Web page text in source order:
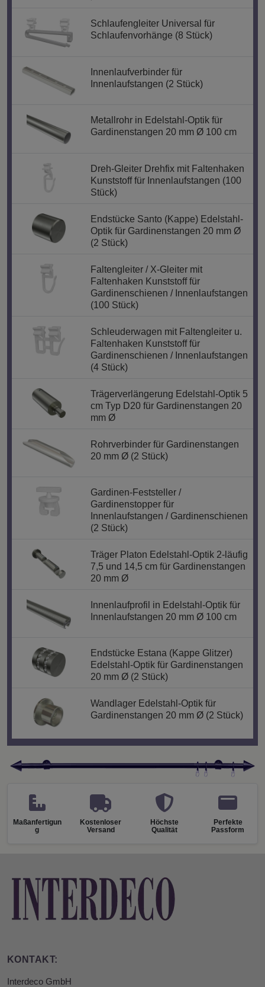
Schlaufengleiter Universal für
Schlaufenvorhänge (8 Stück)
Innenlaufverbinder für
Innenlaufstangen (2 Stück)
Metallrohr in Edelstahl-Optik für
Gardinenstangen 20 mm Ø 100 cm
Dreh-Gleiter Drehfix mit Faltenhaken
Kunststoff für Innenlaufstangen (100
Stück)
Endstücke Santo (Kappe) Edelstahl-
Optik für Gardinenstangen 20 mm Ø
(2 Stück)
Faltengleiter / X-Gleiter mit
Faltenhaken Kunststoff für
Gardinenschienen / Innenlaufstangen
(100 Stück)
Schleuderwagen mit Faltengleiter u.
Faltenhaken Kunststoff für
Gardinenschienen / Innenlaufstangen
(4 Stück)
Trägerverlängerung Edelstahl-Optik 5
cm Typ D20 für Gardinenstangen 20
mm Ø
Rohrverbinder für Gardinenstangen
20 mm Ø (2 Stück)
Gardinen-Feststeller /
Gardinenstopper für
Innenlaufstangen / Gardinenschienen
(2 Stück)
Träger Platon Edelstahl-Optik 2-läufig
7,5 und 14,5 cm für Gardinenstangen
20 mm Ø
Innenlaufprofil in Edelstahl-Optik für
Innenlaufstangen 20 mm Ø 100 cm
Endstücke Estana (Kappe Glitzer)
Edelstahl-Optik für Gardinenstangen
20 mm Ø (2 Stück)
Wandlager Edelstahl-Optik für
Gardinenstangen 20 mm Ø (2 Stück)
Maßanfertigun
g
Kostenloser
Versand
Höchste
Qualität
Perfekte
Passform
KONTAKT:
Interdeco GmbH